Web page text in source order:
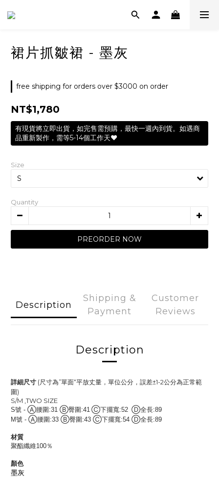
裙片抓皺裙 - 墨灰
free shipping for orders over $3000 on order
NT$1,780
有現貨將立即出貨，如完售需預購，最快一週內到貨。如遇商
品重新製作，需等5-14個工作天❤️
Size
Quantity
PREORDER NOW
Description
Shipping &
Payment
Customer
Reviews
Description
詳細尺寸 (尺寸為”單面“平放丈量，單位公分，誤差±1-2公分為正常範
圍)
S/M ,TWO SIZE
S號 - Ⓐ腰圍:31 Ⓑ臀圍:41 Ⓒ下擺寬:52 Ⓓ全長:89
M號 - Ⓐ腰圍:33 Ⓑ臀圍:43 Ⓒ下擺寬:54 Ⓓ全長:89
材質
聚酯纖維100％
顏色
墨灰